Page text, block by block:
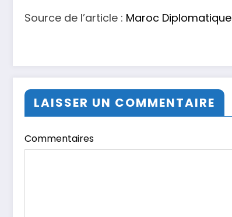
Source de l’article : Maroc Diplomatique
LAISSER UN COMMENTAIRE
Commentaires